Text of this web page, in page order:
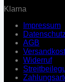
Klarna
Impressum
Datenschutz
AGB
Widerruf